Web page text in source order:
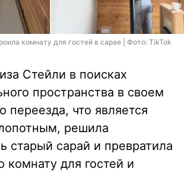
комнату для гостей в сарае | Фото: TikTok
Стейли в поисках
пространства в своем
переезда, что является
решила
старый сарай и превратила
комнату для гостей и